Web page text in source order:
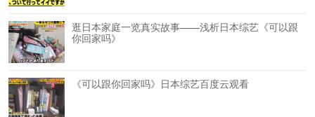
逛日本家庭一览真实故事——浅析日本综艺《可以跟
你回家吗》
《可以跟你回家吗》日本综艺百度云观看